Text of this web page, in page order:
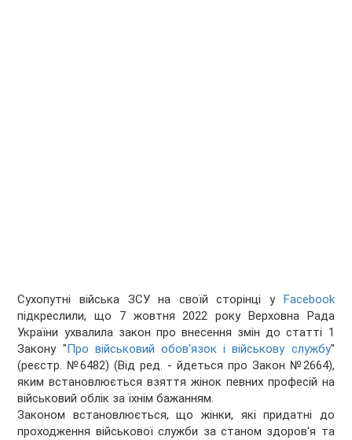
Сухопутні війська ЗСУ на своїй сторінці у Facebook
підкреслили, що 7 жовтня 2022 року Верховна Рада
України ухвалила закон про внесення змін до статті 1
Закону "Про військовий обов'язок і військову службу"
(реєстр. №6482) (Від ред. - йдеться про Закон №2664),
яким встановлюється взяття жінок певних професій на
військовий облік за їхнім бажанням.
Законом встановлюється, що жінки, які придатні до
проходження військової служби за станом здоров'я та